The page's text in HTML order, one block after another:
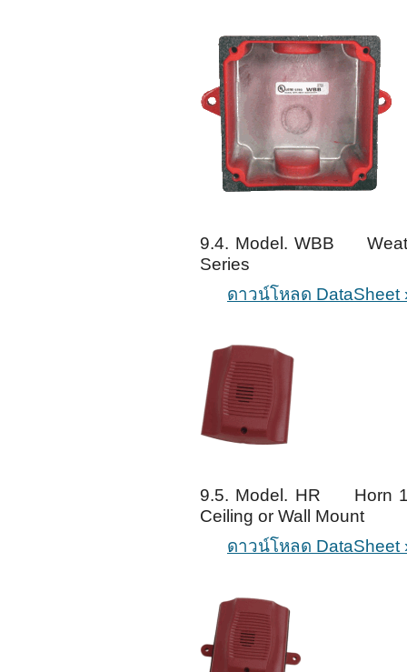
9.4. Model. WBB
Series
ดาวน์โหลด DataSheet
9.5. Model. HR Horn
Ceiling or Wall Mount
ดาวน์โหลด DataSheet